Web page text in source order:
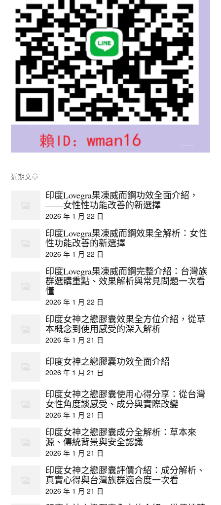
近期文章
印度Lovegra果凍威而鋼功效全面介紹，
——女性性功能改善的新選擇
2026 年 1 月 22 日
印度Lovegra果凍威而鋼效果全解析：女性
性功能改善的新選擇
2026 年 1 月 22 日
印度Lovegra果凍威而鋼完整介紹：台灣族
群選購重點、效果解析與常見問題一次看
懂
2026 年 1 月 22 日
印度女神之戀膠囊效果全方位介紹，從草
本概念到使用感受的深入解析
2026 年 1 月 21 日
印度女神之戀膠囊功效全面介紹
2026 年 1 月 21 日
印度女神之戀膠囊使用心得分享：從台灣
女性角度談感受、成分與實際改變
2026 年 1 月 21 日
印度女神之戀膠囊成分全解析：草本來
源、傳統背景與安全認識
2026 年 1 月 21 日
印度女神之戀膠囊評價介紹：成分解析、
真實心得與台灣族群適合度一次看
2026 年 1 月 21 日